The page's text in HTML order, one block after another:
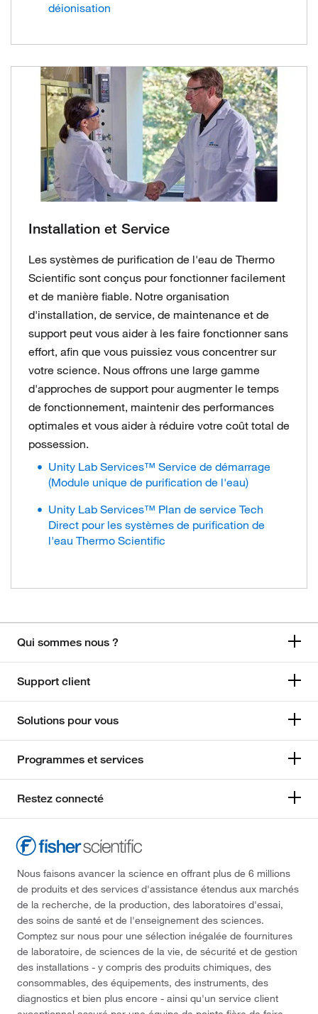
déionisation
Installation et Service
Les systèmes de purification de l'eau de Thermo
Scientific sont conçus pour fonctionner facilement
et de manière fiable. Notre organisation
d'installation, de service, de maintenance et de
support peut vous aider à les faire fonctionner sans
effort, afin que vous puissiez vous concentrer sur
votre science. Nous offrons une large gamme
d'approches de support pour augmenter le temps
de fonctionnement, maintenir des performances
optimales et vous aider à réduire votre coût total de
possession.
Unity Lab Services™ Service de démarrage
(Module unique de purification de l'eau)
Unity Lab Services™ Plan de service Tech
Direct pour les systèmes de purification de
l'eau Thermo Scientific
Qui sommes nous ?
Support client
Solutions pour vous
Programmes et services
Restez connecté
Nous faisons avancer la science en offrant plus de 6 millions
de produits et des services d'assistance étendus aux marchés
de la recherche, de la production, des laboratoires d'essai,
des soins de santé et de l'enseignement des sciences.
Comptez sur nous pour une sélection inégalée de fournitures
de laboratoire, de sciences de la vie, de sécurité et de gestion
des installations - y compris des produits chimiques, des
consommables, des équipements, des instruments, des
diagnostics et bien plus encore - ainsi qu'un service client